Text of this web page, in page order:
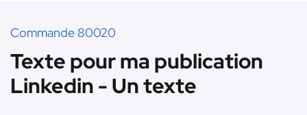
Commande 80020
Texte pour ma publication
Linkedin - Un texte